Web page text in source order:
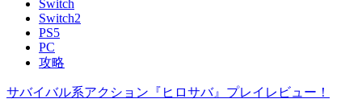
Switch
Switch2
PS5
PC
攻略
サバイバル系アクション『ヒロサバ』プレイレビュー！